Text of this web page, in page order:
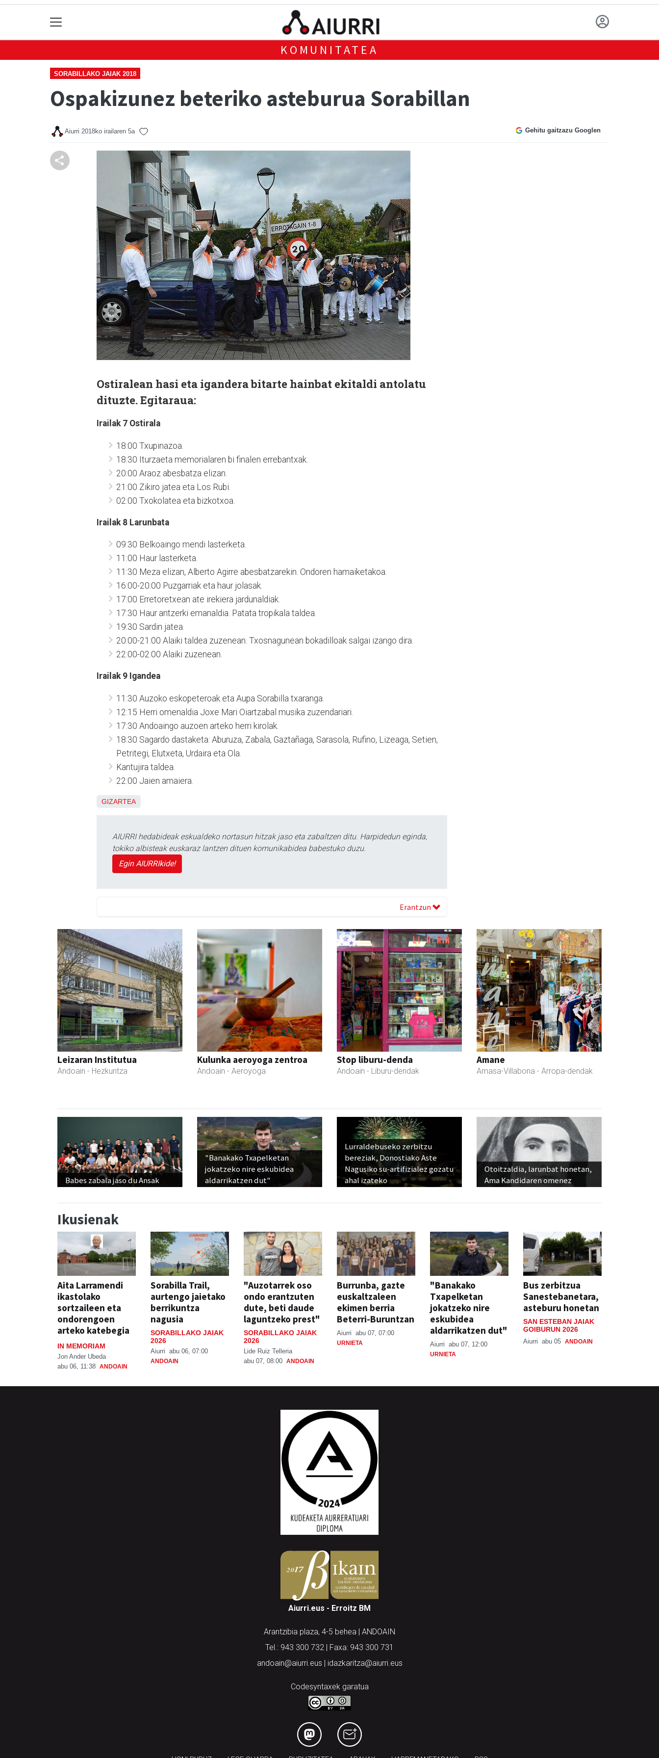
KOMUNITATEA
SORABILLAKO JAIAK 2018
Ospakizunez beteriko asteburua Sorabillan
Aiurri 2018ko irailaren 5a Gehitu gaitzazu Googlen
Ostiralean hasi eta igandera bitarte hainbat ekitaldi antolatu
dituzte. Egitaraua:
Irailak 7 Ostirala
18:00 Txupinazoa.
18:30 Iturzaeta memorialaren bi finalen errebantxak.
20:00 Araoz abesbatza elizan.
21:00 Zikiro jatea eta Los Rubi.
02:00 Txokolatea eta bizkotxoa.
Irailak 8 Larunbata
09:30 Belkoaingo mendi lasterketa.
11:00 Haur lasterketa.
11:30 Meza elizan, Alberto Agirre abesbatzarekin. Ondoren hamaiketakoa.
16:00-20:00 Puzgarriak eta haur jolasak.
17:00 Erretoretxean ate irekiera jardunaldiak.
17:30 Haur antzerki emanaldia. Patata tropikala taldea.
19:30 Sardin jatea.
20:00-21:00 Alaiki taldea zuzenean. Txosnagunean bokadilloak salgai izango dira.
22:00-02:00 Alaiki zuzenean.
Irailak 9 Igandea
11:30 Auzoko eskopeteroak eta Aupa Sorabilla txaranga.
12:15 Herri omenaldia Joxe Mari Oiartzabal musika zuzendariari.
17:30 Andoaingo auzoen arteko herri kirolak.
18:30 Sagardo dastaketa: Aburuza, Zabala, Gaztañaga, Sarasola, Rufino, Lizeaga, Setien,
Petritegi, Elutxeta, Urdaira eta Ola.
Kantujira taldea.
22:00 Jaien amaiera.
GIZARTEA
AIURRI hedabideak eskualdeko nortasun hitzak jaso eta zabaltzen ditu. Harpidedun eginda,
tokiko albisteak euskaraz lantzen dituen komunikabidea babestuko duzu.
Egin AIURRIkide!
Erantzun
Leizaran Institutua
Andoain - Hezkuntza
Kulunka aeroyoga zentroa
Andoain - Aeroyoga
Stop liburu-denda
Andoain - Liburu-dendak
Amane
Amasa-Villabona - Arropa-dendak
Babes zabala jaso du Ansak
"Banakako Txapelketan
jokatzeko nire eskubidea
aldarrikatzen dut"
Lurraldebuseko zerbitzu
bereziak, Donostiako Aste
Nagusiko su-artifizialez gozatu
ahal izateko
Otoitzaldia, larunbat honetan,
Ama Kandidaren omenez
Ikusienak
Aita Larramendi
ikastolako
sortzaileen eta
ondorengoen
arteko katebegia
IN MEMORIAM
Jon Ander Ubeda
abu 06, 11:38 ANDOAIN
Sorabilla Trail,
aurtengo jaietako
berrikuntza
nagusia
SORABILLAKO JAIAK
2026
Aiurri abu 06, 07:00
ANDOAIN
"Auzotarrek oso
ondo erantzuten
dute, beti daude
laguntzeko prest"
SORABILLAKO JAIAK
2026
Lide Ruiz Telleria
abu 07, 08:00 ANDOAIN
Burrunba, gazte
euskaltzaleen
ekimen berria
Beterri-Buruntzan
Aiurri abu 07, 07:00
URNIETA
"Banakako
Txapelketan
jokatzeko nire
eskubidea
aldarrikatzen dut"
Aiurri abu 07, 12:00
URNIETA
Bus zerbitzua
Sanestebanetara,
asteburu honetan
SAN ESTEBAN JAIAK
GOIBURUN 2026
Aiurri abu 05 ANDOAIN
Aiurri.eus - Erroitz BM
Arantzibia plaza, 4-5 behea | ANDOAIN
Tel.: 943 300 732 | Faxa: 943 300 731
andoain@aiurri.eus | idazkaritza@aiurri.eus
Codesyntaxek garatua